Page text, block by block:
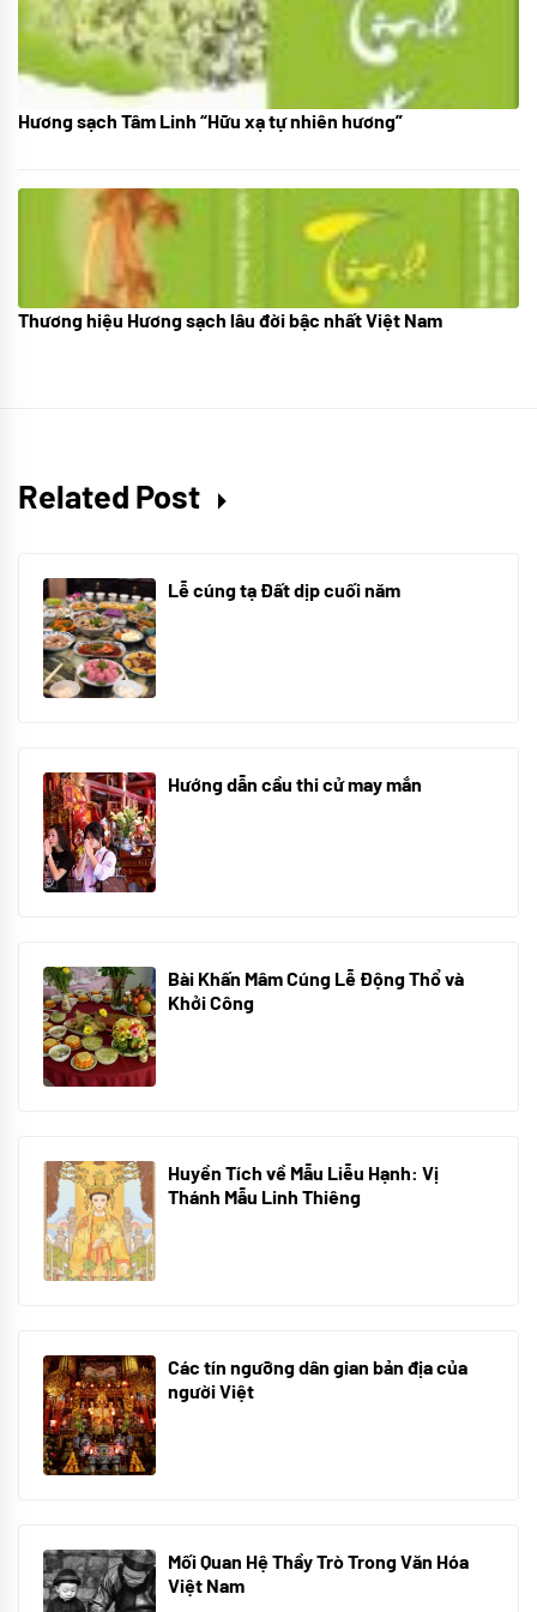
28/10/2025
Hương sạch Tâm Linh “Hữu xạ tự nhiên hương”
18/10/2025
Thương hiệu Hương sạch lâu đời bậc nhất Việt Nam
Related Post
Lễ cúng tạ Đất dịp cuối năm
Hướng dẫn cầu thi cử may mắn
Bài Khấn Mâm Cúng Lễ Động Thổ và
Khởi Công
Huyền Tích về Mẫu Liễu Hạnh: Vị
Thánh Mẫu Linh Thiêng
Các tín ngưỡng dân gian bản địa của
người Việt
Mối Quan Hệ Thầy Trò Trong Văn Hóa
Việt Nam